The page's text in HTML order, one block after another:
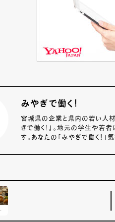
みやぎで働く！
宮城県の企業と県内の若い人
ぎで働く！』。地元の学生や若
す。あなたの「みやぎで働く！